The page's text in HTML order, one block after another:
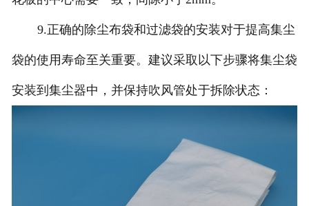
9.正确的除尘布袋和过滤袋的安装对于提高集尘
袋的使用寿命至关重要。建议采取以下步骤将集尘袋
安装到集尘器中，并保持吹风管处于拆除状态：